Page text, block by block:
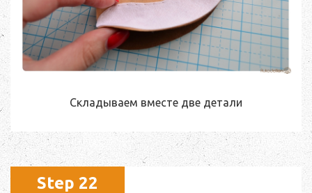
Складываем вместе две детали
Step 22